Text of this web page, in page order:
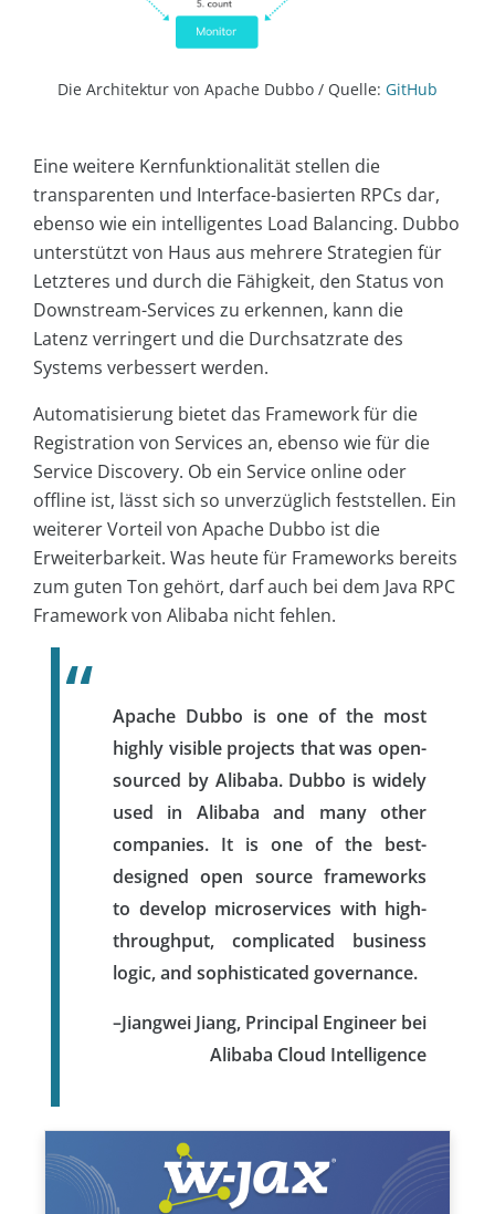
Die Architektur von Apache Dubbo / Quelle: GitHub
Eine weitere Kernfunktionalität stellen die
transparenten und Interface-basierten RPCs dar,
ebenso wie ein intelligentes Load Balancing. Dubbo
unterstützt von Haus aus mehrere Strategien für
Letzteres und durch die Fähigkeit, den Status von
Downstream-Services zu erkennen, kann die
Latenz verringert und die Durchsatzrate des
Systems verbessert werden.
Automatisierung bietet das Framework für die
Registration von Services an, ebenso wie für die
Service Discovery. Ob ein Service online oder
offline ist, lässt sich so unverzüglich feststellen. Ein
weiterer Vorteil von Apache Dubbo ist die
Erweiterbarkeit. Was heute für Frameworks bereits
zum guten Ton gehört, darf auch bei dem Java RPC
Framework von Alibaba nicht fehlen.
Apache Dubbo is one of the most
highly visible projects that was open-
sourced by Alibaba. Dubbo is widely
used in Alibaba and many other
companies. It is one of the best-
designed open source frameworks
to develop microservices with high-
throughput, complicated business
logic, and sophisticated governance.
–Jiangwei Jiang, Principal Engineer bei
Alibaba Cloud Intelligence